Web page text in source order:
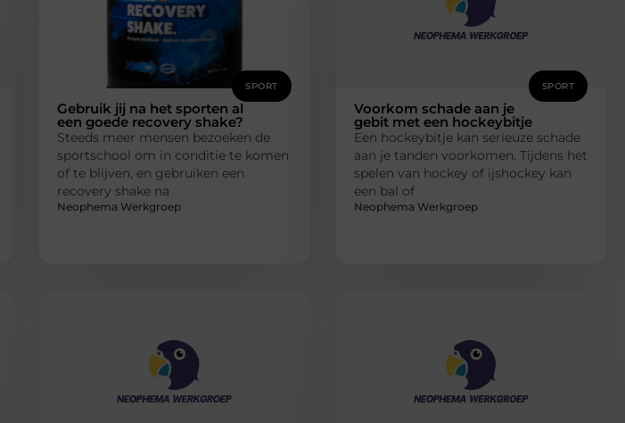
SPORT
Gebruik jij na het sporten al
een goede recovery shake?
Steeds meer mensen bezoeken de
sportschool om in conditie te komen
of te blijven, en gebruiken een
recovery shake na
Neophema Werkgroep
SPORT
Voorkom schade aan je
gebit met een hockeybitje
Een hockeybitje kan serieuze schade
aan je tanden voorkomen. Tijdens het
spelen van hockey of ijshockey kan
een bal of
Neophema Werkgroep